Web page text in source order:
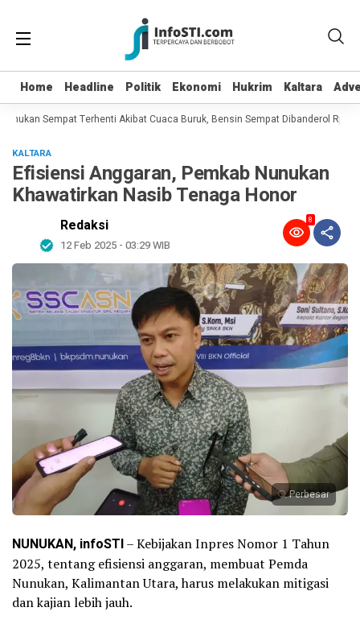
Home Headline Politik Ekonomi Hukrim Kaltara
Home Headline Politik Ekonomi Hukrim Kaltara
Sempat Terhenti Akibat Cuaca Buruk, Bensin Sempat Dibanderol Rp
KALTARA
Efisiensi Anggaran, Pemkab Nunukan
Khawatirkan Nasib Tenaga Honor
Redaksi
12 Feb 2025 - 03:29 WIB
8
Perbesar
NUNUKAN, infoSTI– Kebijakan Inpres Nomor 1 Tahun
2025, tentang efisiensi anggaran, membuat Pemda
Nunukan, Kalimantan Utara, harus melakukan mitigasi
dan kajian lebih jauh.